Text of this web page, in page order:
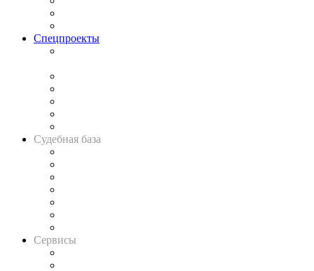
Спецпроекты
Судебная база
Сервисы